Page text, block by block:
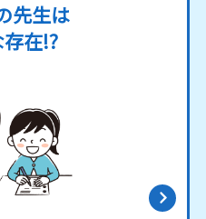
先生は
存在!?